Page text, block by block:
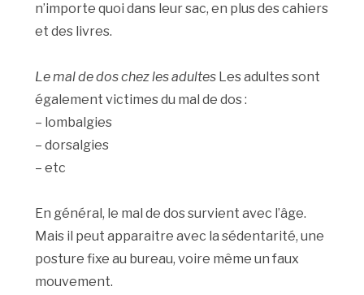
n’importe quoi dans leur sac, en plus des cahiers
et des livres.
Le mal de dos chez les adultes Les adultes sont
également victimes du mal de dos :
– lombalgies
– dorsalgies
– etc
En général, le mal de dos survient avec l’âge.
Mais il peut apparaitre avec la sédentarité, une
posture fixe au bureau, voire même un faux
mouvement.